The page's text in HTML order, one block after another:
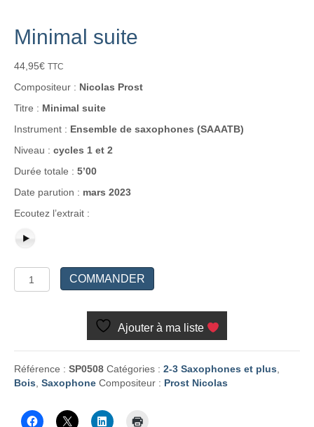
Minimal suite
44,95€ TTC
Compositeur : Nicolas Prost
Titre : Minimal suite
Instrument : Ensemble de saxophones (SAAATB)
Niveau : cycles 1 et 2
Durée totale : 5’00
Date parution : mars 2023
Ecoutez l’extrait :
de
COMMANDER
Ajouter à ma liste
Référence : SP0508 Catégories : 2-3 Saxophones et plus
Bois Saxophone Compositeur : Prost Nicolas